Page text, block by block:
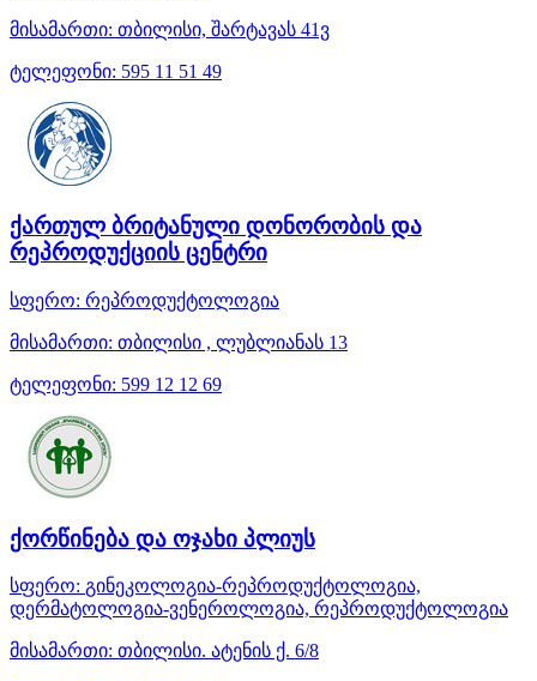
მისამართი: თბილისი, შარტავას 41ვ
ტელეფონი: 595 11 51 49
ქართულ ბრიტანული დონორობის და
რეპროდუქციის ცენტრი
სფერო: რეპროდუქტოლოგია
მისამართი: თბილისი , ლუბლიანას 13
ტელეფონი: 599 12 12 69
ქორწინება და ოჯახი პლიუს
სფერო: გინეკოლოგია-რეპროდუქტოლოგია,
დერმატოლოგია-ვენეროლოგია, რეპროდუქტოლოგია
მისამართი: თბილისი. ატენის ქ. 6/8